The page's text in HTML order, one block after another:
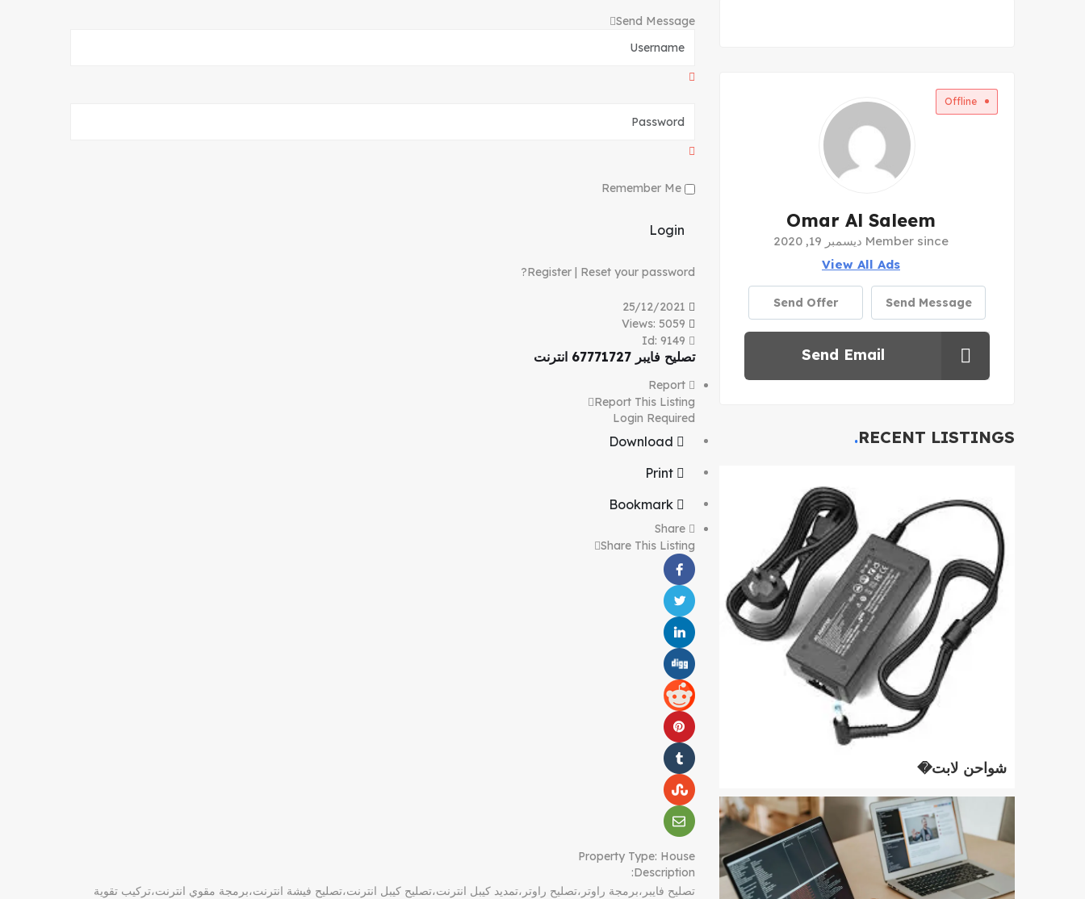
Send Message
Login
Register | Reset your password?
تصليح فايبر 67771727 انترنت
Report This Listing
Login Required
Bookmark
Share This Listing
Property Type: House
Description:
تصليح فايبر،برمجة راوتر،تصليح راوتر،تمديد كيبل انترنت،تصليح كيبل انترنت،تصليح فيشة انترنت،برمجة مقوي انترنت،تركيب تقوية
Offline
Omar Al Saleem
Member since ديسمبر 19, 2020
View All Ads
Send Message
Send Offer
Send Email
RECENT LISTINGS
شواحن لابت�